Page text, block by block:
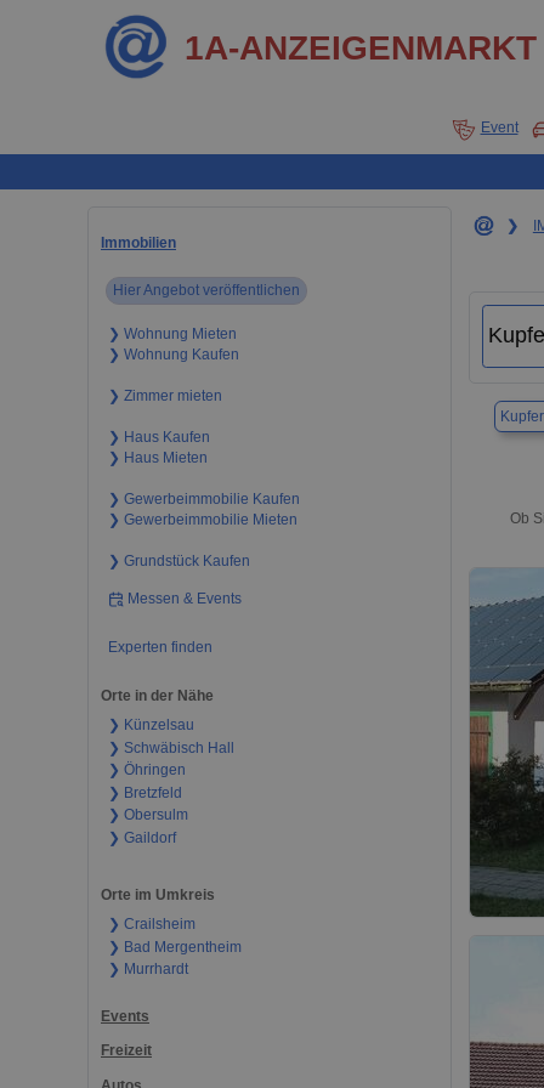
1A-ANZEIGENMARKT
Event
Immobilien
Hier Angebot veröffentlichen
❯ Wohnung Mieten
❯ Wohnung Kaufen
❯ Zimmer mieten
❯ Haus Kaufen
❯ Haus Mieten
❯ Gewerbeimmobilie Kaufen
❯ Gewerbeimmobilie Mieten
❯ Grundstück Kaufen
Messen & Events
Experten finden
Orte in der Nähe
❯ Künzelsau
❯ Schwäbisch Hall
❯ Öhringen
❯ Bretzfeld
❯ Obersulm
❯ Gaildorf
Orte im Umkreis
❯ Crailsheim
❯ Bad Mergentheim
❯ Murrhardt
Events
Freizeit
❯
Ob